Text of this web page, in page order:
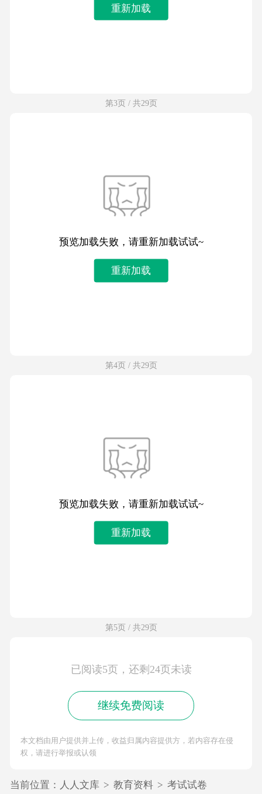
重新加载
第3页 / 共29页
预览加载失败，请重新加载试试~
重新加载
第4页 / 共29页
预览加载失败，请重新加载试试~
重新加载
第5页 / 共29页
已阅读5页，还剩24页未读
继续免费阅读
本文档由用户提供并上传，收益归属内容提供方，若内容存在侵
权，请进行举报或认领
当前位置： 人人文库 > 教育资料 > 考试试卷